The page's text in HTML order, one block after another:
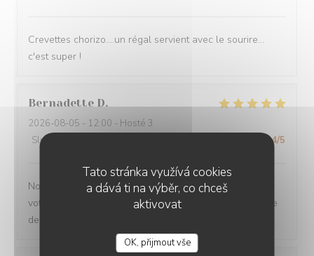
Tato stránka využívá cookies
a dává ti na výběr, co chceš
aktivovat
OK, přijmout vše
Crevettes chorizo....un régal servient avec le sourire...
c'est super !
Bernadette D
2026-08-05 - 12:00 - Hosté 3
Služba
4/5
Nous avons été ravi toutes les 3 de notre venue dans
votre restaurant Aussi bien du service du personnel que
de la qualité du repas